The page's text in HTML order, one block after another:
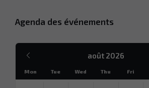
Agenda des événements
août 2026
précédent
Mon Tue Wed Thu Fri